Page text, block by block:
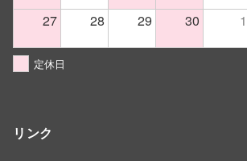
27 28 29 30 1
定休日
リンク